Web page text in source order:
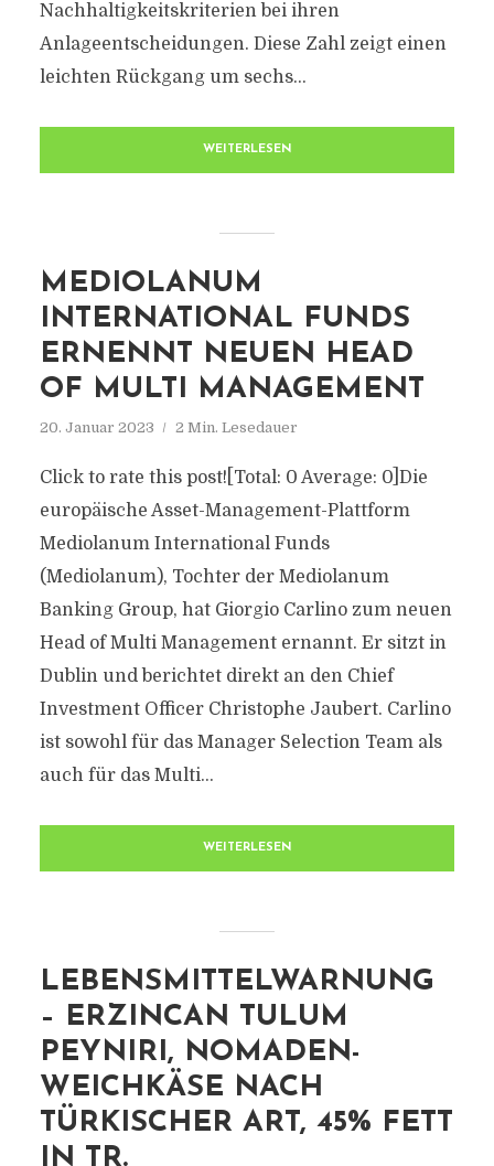
Nachhaltigkeitskriterien bei ihren
Anlageentscheidungen. Diese Zahl zeigt einen
leichten Rückgang um sechs...
WEITERLESEN
MEDIOLANUM
INTERNATIONAL FUNDS
ERNENNT NEUEN HEAD
OF MULTI MANAGEMENT
20. Januar 2023 2 Min. Lesedauer
Click to rate this post![Total: 0 Average: 0]Die
europäische Asset-Management-Plattform
Mediolanum International Funds
(Mediolanum), Tochter der Mediolanum
Banking Group, hat Giorgio Carlino zum neuen
Head of Multi Management ernannt. Er sitzt in
Dublin und berichtet direkt an den Chief
Investment Officer Christophe Jaubert. Carlino
ist sowohl für das Manager Selection Team als
auch für das Multi...
WEITERLESEN
LEBENSMITTELWARNUNG
– ERZINCAN TULUM
PEYNIRI, NOMADEN-
WEICHKÄSE NACH
TÜRKISCHER ART, 45% FETT
IN TR.